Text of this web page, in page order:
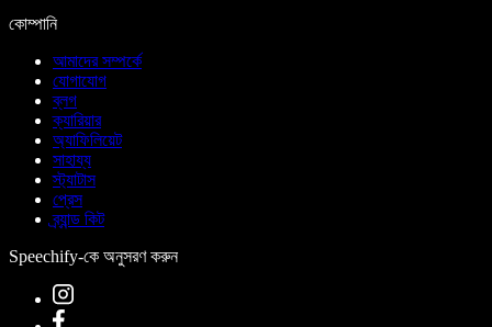
কোম্পানি
আমাদের সম্পর্কে
যোগাযোগ
ব্লগ
ক্যারিয়ার
অ্যাফিলিয়েট
সাহায্য
স্ট্যাটাস
প্রেস
ব্র্যান্ড কিট
Speechify-কে অনুসরণ করুন